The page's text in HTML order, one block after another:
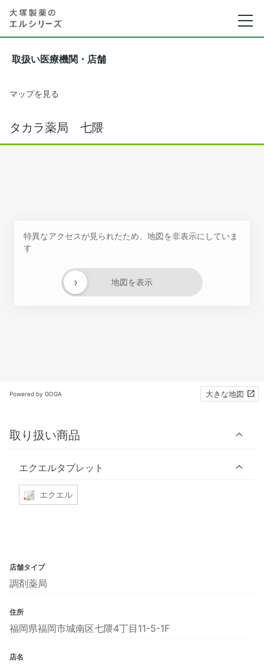
取扱い医療機関・店舗
マップを見る
タカラ薬局 七隈
特異なアクセスが見られたため、地図を非表示にしていま
す
地図を表示
›
Powered by GOGA 大きな地図
取り扱い商品
エクエルタブレット
エクエル
店舗タイプ
調剤薬局
住所
福岡県福岡市城南区七隈4丁目11-5-1F
店名